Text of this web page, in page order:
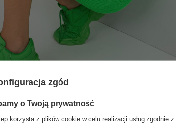
zgód
o Twoją prywatność
korzysta z plików cookie w celu realizacji usług zgodnie z